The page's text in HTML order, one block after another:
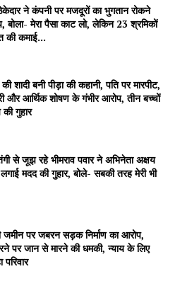
NOW
ने कंपनी पर मजदूरों का भुगतान रोकने
बोला- मेरा पैसा काट लो, लेकिन 23 श्रमिकों
की कमाई...
शादी बनी पीड़ा की कहानी, पति पर मारपीट,
और आर्थिक शोषण के गंभीर आरोप, तीन बच्चों
गुहार
से जूझ रहे भीमराव पवार ने अभिनेता अक्षय
मदद की गुहार, बोले- सबकी तरह मेरी भी
जमीन पर जबरन सड़क निर्माण का आरोप,
पर जान से मारने की धमकी, न्याय के लिए